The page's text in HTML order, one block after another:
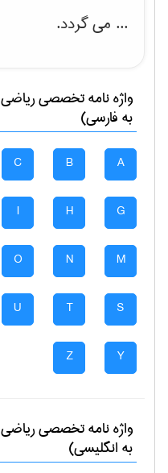
... می گردد.
واژه نامه تخصصیرياضی
به فارسی)
A
B
C
G
H
I
M
N
O
S
T
U
Y
Z
واژه نامه تخصصیرياضی
به انگلیسی)